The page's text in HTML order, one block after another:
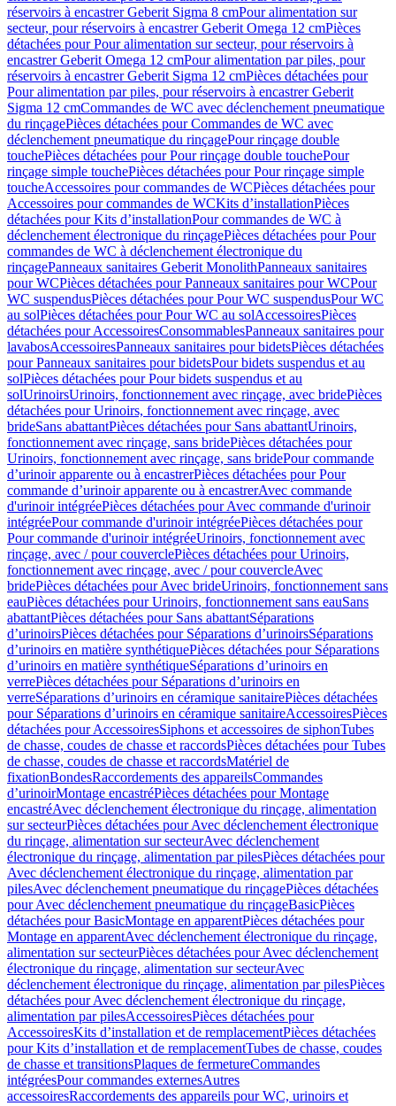
réservoirs à encastrer Geberit Sigma 8 cmPour alimentation sur
secteur, pour réservoirs à encastrer Geberit Omega 12 cmPièces
détachées pour Pour alimentation sur secteur, pour réservoirs à
encastrer Geberit Omega 12 cmPour alimentation par piles, pour
réservoirs à encastrer Geberit Sigma 12 cmPièces détachées pour
Pour alimentation par piles, pour réservoirs à encastrer Geberit
Sigma 12 cmCommandes de WC avec déclenchement pneumatique
du rinçagePièces détachées pour Commandes de WC avec
déclenchement pneumatique du rinçagePour rinçage double
touchePièces détachées pour Pour rinçage double touchePour
rinçage simple touchePièces détachées pour Pour rinçage simple
toucheAccessoires pour commandes de WCPièces détachées pour
Accessoires pour commandes de WCKits d’installationPièces
détachées pour Kits d’installationPour commandes de WC à
déclenchement électronique du rinçagePièces détachées pour Pour
commandes de WC à déclenchement électronique du
rinçagePanneaux sanitaires Geberit MonolithPanneaux sanitaires
pour WCPièces détachées pour Panneaux sanitaires pour WCPour
WC suspendusPièces détachées pour Pour WC suspendusPour WC
au solPièces détachées pour Pour WC au solAccessoiresPièces
détachées pour AccessoiresConsommablesPanneaux sanitaires pour
lavabosAccessoiresPanneaux sanitaires pour bidetsPièces détachées
pour Panneaux sanitaires pour bidetsPour bidets suspendus et au
solPièces détachées pour Pour bidets suspendus et au
solUrinoirsUrinoirs, fonctionnement avec rinçage, avec bridePièces
détachées pour Urinoirs, fonctionnement avec rinçage, avec
brideSans abattantPièces détachées pour Sans abattantUrinoirs,
fonctionnement avec rinçage, sans bridePièces détachées pour
Urinoirs, fonctionnement avec rinçage, sans bridePour commande
d’urinoir apparente ou à encastrerPièces détachées pour Pour
commande d’urinoir apparente ou à encastrerAvec commande
d'urinoir intégréePièces détachées pour Avec commande d'urinoir
intégréePour commande d'urinoir intégréePièces détachées pour
Pour commande d'urinoir intégréeUrinoirs, fonctionnement avec
rinçage, avec / pour couverclePièces détachées pour Urinoirs,
fonctionnement avec rinçage, avec / pour couvercleAvec
bridePièces détachées pour Avec brideUrinoirs, fonctionnement sans
eauPièces détachées pour Urinoirs, fonctionnement sans eauSans
abattantPièces détachées pour Sans abattantSéparations
d’urinoirsPièces détachées pour Séparations d’urinoirsSéparations
d’urinoirs en matière synthétiquePièces détachées pour Séparations
d’urinoirs en matière synthétiqueSéparations d’urinoirs en
verrePièces détachées pour Séparations d’urinoirs en
verreSéparations d’urinoirs en céramique sanitairePièces détachées
pour Séparations d’urinoirs en céramique sanitaireAccessoiresPièces
détachées pour AccessoiresSiphons et accessoires de siphonTubes
de chasse, coudes de chasse et raccordsPièces détachées pour Tubes
de chasse, coudes de chasse et raccordsMatériel de
fixationBondesRaccordements des appareilsCommandes
dʼurinoirMontage encastréPièces détachées pour Montage
encastréAvec déclenchement électronique du rinçage, alimentation
sur secteurPièces détachées pour Avec déclenchement électronique
du rinçage, alimentation sur secteurAvec déclenchement
électronique du rinçage, alimentation par pilesPièces détachées pour
Avec déclenchement électronique du rinçage, alimentation par
pilesAvec déclenchement pneumatique du rinçagePièces détachées
pour Avec déclenchement pneumatique du rinçageBasicPièces
détachées pour BasicMontage en apparentPièces détachées pour
Montage en apparentAvec déclenchement électronique du rinçage,
alimentation sur secteurPièces détachées pour Avec déclenchement
électronique du rinçage, alimentation sur secteurAvec
déclenchement électronique du rinçage, alimentation par pilesPièces
détachées pour Avec déclenchement électronique du rinçage,
alimentation par pilesAccessoiresPièces détachées pour
AccessoiresKits d’installation et de remplacementPièces détachées
pour Kits d’installation et de remplacementTubes de chasse, coudes
de chasse et transitionsPlaques de fermetureCommandes
intégréesPour commandes externesAutres
accessoiresRaccordements des appareils pour WC, urinoirs et